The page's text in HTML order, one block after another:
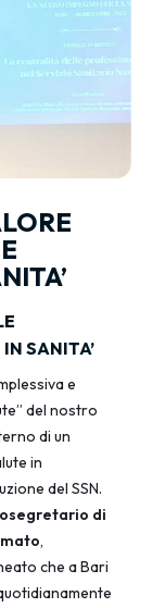
SANITA’
e
del nostro
di un
in
del SSN.
di
,
che a Bari